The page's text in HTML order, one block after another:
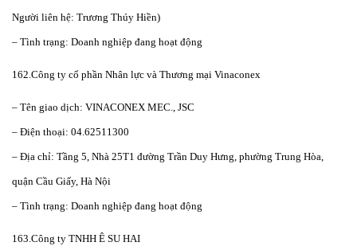
Người liên hệ: Trương Thúy Hiền)
– Tình trạng: Doanh nghiệp đang hoạt động
162.Công ty cổ phần Nhân lực và Thương mại Vinaconex
– Tên giao dịch: VINACONEX MEC., JSC
– Điện thoại: 04.62511300
– Địa chỉ: Tầng 5, Nhà 25T1 đường Trần Duy Hưng, phường Trung Hòa,
quận Cầu Giấy, Hà Nội
– Tình trạng: Doanh nghiệp đang hoạt động
163.Công ty TNHH Ê SU HAI